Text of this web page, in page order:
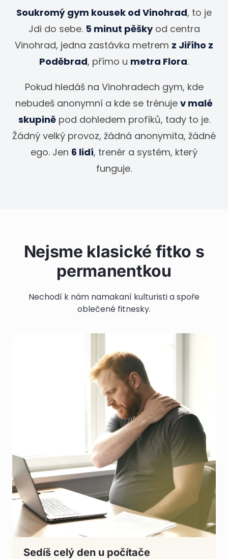
Soukromý gym kousek od Vinohrad, to je
Jdi do sebe. 5 minut pěškyod centra
Vinohrad, jedna zastávka metrem z Jiřího z
Poděbrad, přímo u metra Flora.
Pokud hledáš na Vinohradech gym, kde
nebudeš anonymní a kde se trénuje v malé
skupiněpod dohledem profíků, tady to je.
Žádný velký provoz, žádná anonymita, žádné
ego. Jen 6 lidí, trenér a systém, který
funguje.
Nejsme klasické fitko s
permanentkou
Nechodí k nám namakaní kulturisti a spoře
oblečené fitnesky.
Sedíš celý den u počítače